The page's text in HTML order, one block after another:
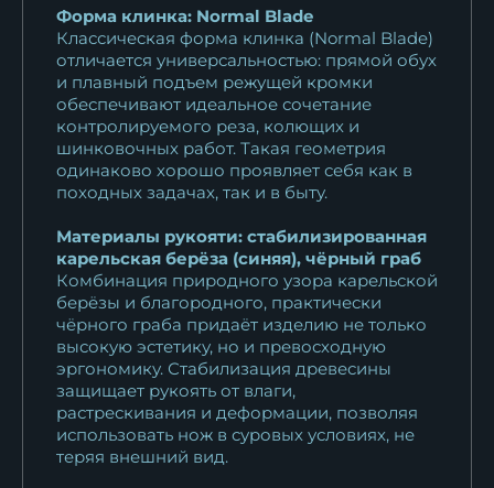
Нож Овод 2 дамаск торцевой
(Игуана)...
22 705₽
Нож Овод 2 булат черный
граб...
18 389 ₽
граб...
10 922₽
Нож Овод 2 дамаск рукоять
черный граб...
11 625₽
Форма клинка: Normal Blade
Классическая форма клинка (Normal Blade)
отличается универсальностью: прямой обух
и плавный подъем режущей кромки
обеспечивают идеальное сочетание
контролируемого реза, колющих и
шинковочных работ. Такая геометрия
одинаково хорошо проявляет себя как в
походных задачах, так и в быту.
Материалы рукояти: стабилизированная
карельская берёза (синяя), чёрный граб
Комбинация природного узора карельской
берёзы и благородного, практически
чёрного граба придаёт изделию не только
высокую эстетику, но и превосходную
эргономику. Стабилизация древесины
защищает рукоять от влаги,
растрескивания и деформации, позволяя
использовать нож в суровых условиях, не
теряя внешний вид.